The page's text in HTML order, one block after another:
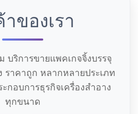
ของเรา
บริการขายแพคเกจจิ้งบรรจุ
าคาถูก หลากหลายประเภท
กอบการธุรกิจเครื่องสำอาง
ทุกขนาด